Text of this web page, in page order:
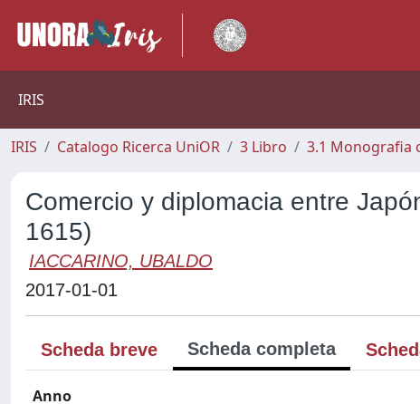
IRIS
IRIS Catalogo Ricerca UniOR 3 Libro 3.1 Monografia
Comercio y diplomacia entre
1615)
IACCARINO, UBALDO
2017-01-01
Scheda breve Scheda completa
Anno